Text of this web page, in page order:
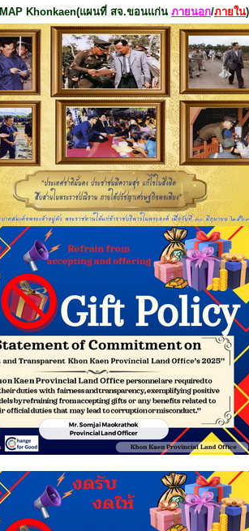
MAP Khonkaen(แผนที่ สจ.ขอนแก่น ภายนอก/ภายใน)